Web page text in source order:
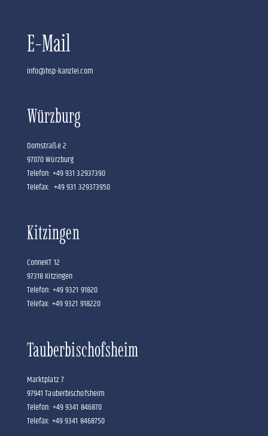
E-Mail
info@hsp-kanzlei.com
Würzburg
Domstraße 2
97070 Würzburg
Telefon: +49 931 32937390
Telefax: +49 931 329373950
Kitzingen
ConneKT 12
97318 Kitzingen
Telefon: +49 9321 91820
Telefax: +49 9321 918220
Tauberbischofsheim
Marktplatz 7
97941 Tauberbischofsheim
Telefon: +49 9341 846870
Telefax: +49 9341 8468750